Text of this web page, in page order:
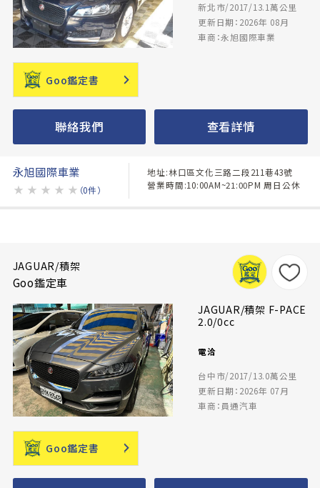
新北市/2017/13.1萬公里
更新日期：2026年 08月
車商：永旭國際車業
Goo鑑定書
聯絡我們 查看詳情
永旭國際車業
★ ★ ★ ★ ★ （0件）
地址:林口區文化三路二段211巷43號
營業時間:10:00AM~21:00PM 周日公休
JAGUAR/積架
Goo鑑定車
JAGUAR/積架 F-PACE
2.0/0cc
電洽
台中市/2017/13.0萬公里
更新日期：2026年 07月
車商：員通汽車
Goo鑑定書